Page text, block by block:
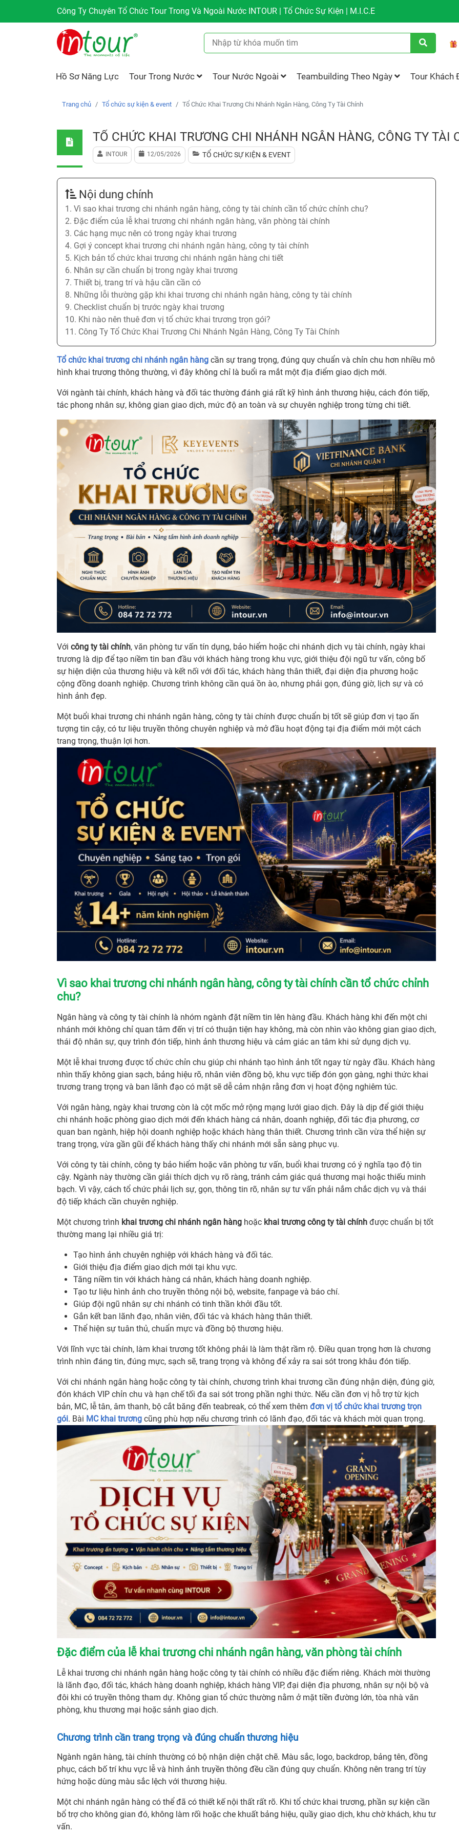
Công Ty Chuyên Tổ Chức Tour Trong Và Ngoài Nước INTOUR | Tổ Chức Sự Kiện | M.I.C.E
Hồ Sơ Năng Lực Tour Trong Nước Tour Nước Ngoài Teambuilding Theo Ngày Tour Khách
Trang chủ Tổ chức sự kiện & event Tổ Chức Khai Trương Chi Nhánh Ngân Hàng, Công Ty Tài Chính
TỔ CHỨC KHAI TRƯƠNG CHI NHÁNH NGÂN HÀNG, CÔNG TY TÀI
INTOUR 12/05/2026 TỔ CHỨC SỰ KIỆN & EVENT
Nội dung chính
1. Vì sao khai trương chi nhánh ngân hàng, công ty tài chính cần tổ chức chỉnh chu?
2. Đặc điểm của lễ khai trương chi nhánh ngân hàng, văn phòng tài chính
3. Các hạng mục nên có trong ngày khai trương
4. Gợi ý concept khai trương chi nhánh ngân hàng, công ty tài chính
5. Kịch bản tổ chức khai trương chi nhánh ngân hàng chi tiết
6. Nhân sự cần chuẩn bị trong ngày khai trương
7. Thiết bị, trang trí và hậu cần cần có
8. Những lỗi thường gặp khi khai trương chi nhánh ngân hàng, công ty tài chính
9. Checklist chuẩn bị trước ngày khai trương
10. Khi nào nên thuê đơn vị tổ chức khai trương trọn gói?
11. Công Ty Tổ Chức Khai Trương Chi Nhánh Ngân Hàng, Công Ty Tài Chính
Tổ chức khai trương chi nhánh ngân hàng cần sự trang trọng, đúng quy chuẩn và chỉn chu hơn nhiều mô
hình khai trương thông thường, vì đây không chỉ là buổi ra mắt một địa điểm giao dịch mới.
Với ngành tài chính, khách hàng và đối tác thường đánh giá rất kỹ hình ảnh thương hiệu, cách đón tiếp,
tác phong nhân sự, không gian giao dịch, mức độ an toàn và sự chuyên nghiệp trong từng chi tiết.
Với công ty tài chính, văn phòng tư vấn tín dụng, bảo hiểm hoặc chi nhánh dịch vụ tài chính, ngày khai
trương là dịp để tạo niềm tin ban đầu với khách hàng trong khu vực, giới thiệu đội ngũ tư vấn, công bố
sự hiện diện của thương hiệu và kết nối với đối tác, khách hàng thân thiết, đại diện địa phương hoặc
cộng đồng doanh nghiệp. Chương trình không cần quá ồn ào, nhưng phải gọn, đúng giờ, lịch sự và có
hình ảnh đẹp.
Một buổi khai trương chi nhánh ngân hàng, công ty tài chính được chuẩn bị tốt sẽ giúp đơn vị tạo ấn
tượng tin cậy, có tư liệu truyền thông chuyên nghiệp và mở đầu hoạt động tại địa điểm mới một cách
trang trọng, thuận lợi hơn.
Vì sao khai trương chi nhánh ngân hàng, công ty tài chính cần tổ chức chỉnh
chu?
Ngân hàng và công ty tài chính là nhóm ngành đặt niềm tin lên hàng đầu. Khách hàng khi đến một chi
nhánh mới không chỉ quan tâm đến vị trí có thuận tiện hay không, mà còn nhìn vào không gian giao dịch,
thái độ nhân sự, quy trình đón tiếp, hình ảnh thương hiệu và cảm giác an tâm khi sử dụng dịch vụ.
Một lễ khai trương được tổ chức chỉn chu giúp chi nhánh tạo hình ảnh tốt ngay từ ngày đầu. Khách hàng
nhìn thấy không gian sạch, bảng hiệu rõ, nhân viên đồng bộ, khu vực tiếp đón gọn gàng, nghi thức khai
trương trang trọng và ban lãnh đạo có mặt sẽ dễ cảm nhận rằng đơn vị hoạt động nghiêm túc.
Với ngân hàng, ngày khai trương còn là cột mốc mở rộng mạng lưới giao dịch. Đây là dịp để giới thiệu
chi nhánh hoặc phòng giao dịch mới đến khách hàng cá nhân, doanh nghiệp, đối tác địa phương, cơ
quan ban ngành, hiệp hội doanh nghiệp hoặc khách hàng thân thiết. Chương trình cần vừa thể hiện sự
trang trọng, vừa gần gũi để khách hàng thấy chi nhánh mới sẵn sàng phục vụ.
Với công ty tài chính, công ty bảo hiểm hoặc văn phòng tư vấn, buổi khai trương có ý nghĩa tạo độ tin
cậy. Ngành này thường cần giải thích dịch vụ rõ ràng, tránh cảm giác quá thương mại hoặc thiếu minh
bạch. Vì vậy, cách tổ chức phải lịch sự, gọn, thông tin rõ, nhân sự tư vấn phải nắm chắc dịch vụ và thái
độ tiếp khách cần chuyên nghiệp.
Một chương trình khai trương chi nhánh ngân hàng hoặc khai trương công ty tài chính được chuẩn bị tốt
thường mang lại nhiều giá trị:
Tạo hình ảnh chuyên nghiệp với khách hàng và đối tác.
Giới thiệu địa điểm giao dịch mới tại khu vực.
Tăng niềm tin với khách hàng cá nhân, khách hàng doanh nghiệp.
Tạo tư liệu hình ảnh cho truyền thông nội bộ, website, fanpage và báo chí.
Giúp đội ngũ nhân sự chi nhánh có tinh thần khởi đầu tốt.
Gắn kết ban lãnh đạo, nhân viên, đối tác và khách hàng thân thiết.
Thể hiện sự tuân thủ, chuẩn mực và đồng bộ thương hiệu.
Với lĩnh vực tài chính, làm khai trương tốt không phải là làm thật rầm rộ. Điều quan trọng hơn là chương
trình nhìn đáng tin, đúng mực, sạch sẽ, trang trọng và không để xảy ra sai sót trong khâu đón tiếp.
Với chi nhánh ngân hàng hoặc công ty tài chính, chương trình khai trương cần đúng nhận diện, đúng giờ,
đón khách VIP chỉn chu và hạn chế tối đa sai sót trong phần nghi thức. Nếu cần đơn vị hỗ trợ từ kịch
bản, MC, lễ tân, âm thanh, bộ cắt băng đến teabreak, có thể xem thêm đơn vị tổ chức khai trương trọn
gói. Bài MC khai trương cũng phù hợp nếu chương trình có lãnh đạo, đối tác và khách mời quan trọng.
Đặc điểm của lễ khai trương chi nhánh ngân hàng, văn phòng tài chính
Lễ khai trương chi nhánh ngân hàng hoặc công ty tài chính có nhiều đặc điểm riêng. Khách mời thường
là lãnh đạo, đối tác, khách hàng doanh nghiệp, khách hàng VIP, đại diện địa phương, nhân sự nội bộ và
đôi khi có truyền thông tham dự. Không gian tổ chức thường nằm ở mặt tiền đường lớn, tòa nhà văn
phòng, khu thương mại hoặc sảnh giao dịch.
Chương trình cần trang trọng và đúng chuẩn thương hiệu
Ngành ngân hàng, tài chính thường có bộ nhận diện chặt chẽ. Màu sắc, logo, backdrop, bảng tên, đồng
phục, cách bố trí khu vực lễ và hình ảnh truyền thông đều cần đúng quy chuẩn. Không nên trang trí tùy
hứng hoặc dùng màu sắc lệch với thương hiệu.
Một chi nhánh ngân hàng có thể đã có thiết kế nội thất rất rõ. Khi tổ chức khai trương, phần sự kiện cần
bổ trợ cho không gian đó, không làm rối hoặc che khuất bảng hiệu, quầy giao dịch, khu chờ khách, khu tư
vấn.